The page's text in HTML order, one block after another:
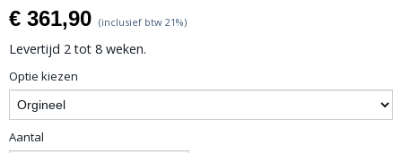
€ 361,90 (inclusief btw 21%)
Levertijd 2 tot 8 weken.
Optie kiezen
Aantal